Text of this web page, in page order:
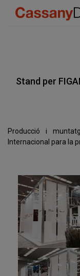
Stand per
Producció i
Internacional para la